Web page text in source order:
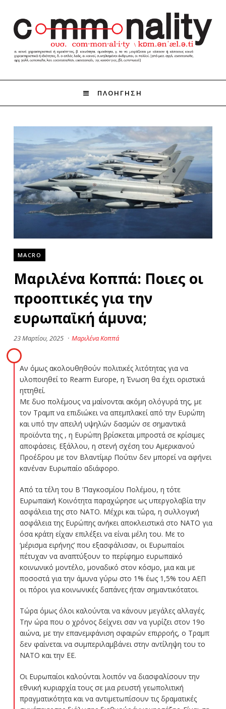
ΠΛΟΗΓΗΣΗ
MACRO
Μαριλένα Κοππά: Ποιες οι
προοπτικές για την
ευρωπαϊκή άμυνα;
23 Μαρτίου, 2025 · Μαριλένα Κοππά
Αν όμως ακολουθηθούν πολιτικές λιτότητας για να
υλοποιηθεί το Rearm Europe, η Ένωση θα έχει οριστικά
ηττηθεί.
Με δυο πολέμους να μαίνονται ακόμη ολόγυρά της, με
τον Τραμπ να επιδιώκει να απεμπλακεί από την Ευρώπη
και υπό την απειλή υψηλών δασμών σε σημαντικά
προϊόντα της , η Ευρώπη βρίσκεται μπροστά σε κρίσιμες
αποφάσεις. Εξάλλου, η στενή σχέση του Αμερικανού
Προέδρου με τον Βλαντίμιρ Πούτιν δεν μπορεί να αφήνει
κανέναν Ευρωπαίο αδιάφορο.
Από τα τέλη του Β ’Παγκοσμίου Πολέμου, η τότε
Ευρωπαϊκή Κοινότητα παραχώρησε ως υπεργολαβία την
ασφάλεια της στο ΝΑΤΟ. Μέχρι και τώρα, η συλλογική
ασφάλεια της Ευρώπης ανήκει αποκλειστικά στο ΝΑΤΟ για
όσα κράτη είχαν επιλέξει να είναι μέλη του. Με το
‘μέρισμα ειρήνης’ που εξασφάλισαν, οι Ευρωπαίοι
πέτυχαν να αναπτύξουν το περίφημο ευρωπαϊκό
κοινωνικό μοντέλο, μοναδικό στον κόσμο, μια και με
ποσοστά για την άμυνα γύρω στο 1% έως 1,5% του ΑΕΠ
οι πόροι για κοινωνικές δαπάνες ήταν σημαντικότατοι.
Τώρα όμως όλοι καλούνται να κάνουν μεγάλες αλλαγές.
Την ώρα που ο χρόνος δείχνει σαν να γυρίζει στον 19ο
αιώνα, με την επανεμφάνιση σφαιρών επιρροής, ο Τραμπ
δεν φαίνεται να συμπεριλαμβάνει στην αντίληψη του το
ΝΑΤΟ και την ΕΕ.
Οι Ευρωπαίοι καλούνται λοιπόν να διασφαλίσουν την
εθνική κυριαρχία τους σε μια ρευστή γεωπολιτική
πραγματικότητα και να αντιμετωπίσουν τις δραματικές